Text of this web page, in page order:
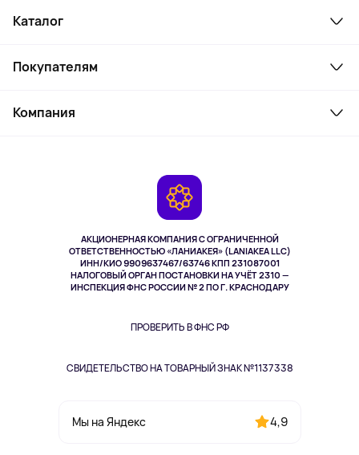
АКЦИОНЕРНАЯ КОМПАНИЯ С ОГРАНИЧЕННОЙ
ОТВЕТСТВЕННОСТЬЮ «ЛАНИАКЕЯ» (LANIAKEA LLC)
ИНН/КИО 9909637467/63746 КПП 231087001
НАЛОГОВЫЙ ОРГАН ПОСТАНОВКИ НА УЧЁТ 2310 —
ИНСПЕКЦИЯ ФНС РОССИИ № 2 ПО Г. КРАСНОДАРУ
ПРОВЕРИТЬ В ФНС РФ
СВИДЕТЕЛЬСТВО НА ТОВАРНЫЙ ЗНАК №1137338
Мы на Яндекс 4,9
Каталог
Ноутбуки, мониторы, VR
Косметика и уход
Здоровье питомцев
Одежда и аксессуары
Покупателям
Как заказать
Компания